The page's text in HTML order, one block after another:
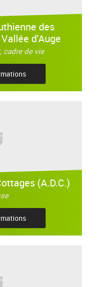
des
d'Auge
cadre de vie
(A.D.C.)